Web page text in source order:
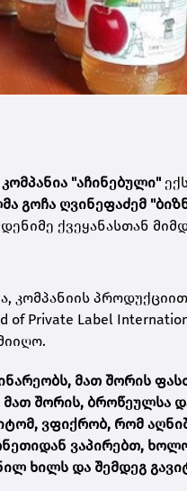
"აჩინებული"
გოჩა ღვინეფაძემ
ქვეყანასთან
კომპანიის
of Private Label
მათ შორის
მათ შორის,
ვფიქრობ, რომ
ვაპირებთ,
ხილს და შემდეგ